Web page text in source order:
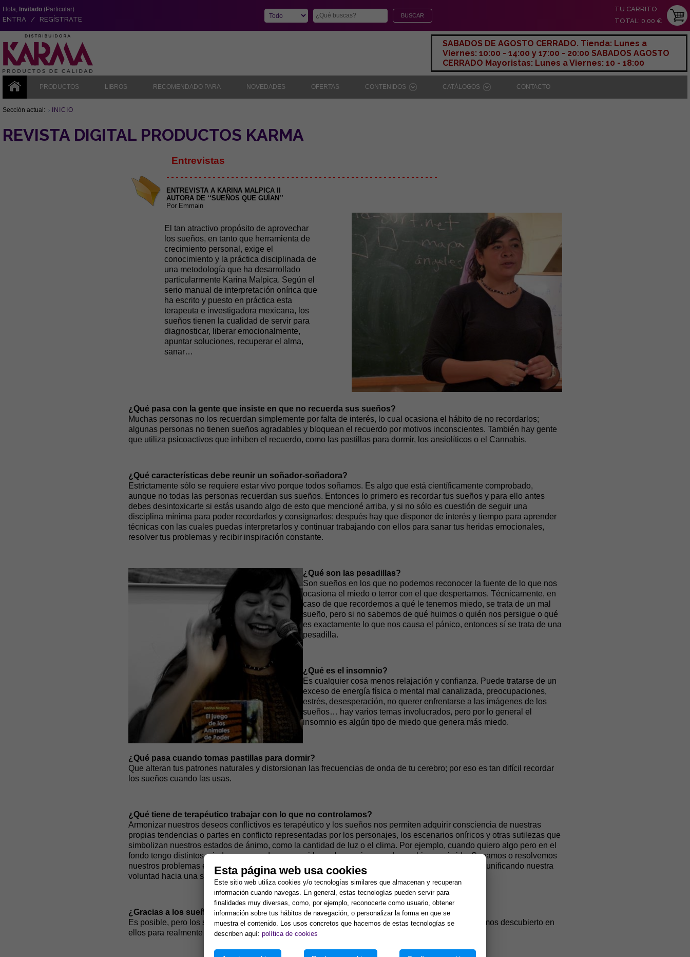
Hola, Invitado (Particular)
ENTRA / REGÍSTRATE
TU CARRITO
TOTAL: 0,00 €
SABADOS DE AGOSTO CERRADO. Tienda: Lunes a
Viernes: 10:00 - 14:00 y 17:00 - 20:00 SABADOS AGOSTO
CERRADO Mayoristas: Lunes a Viernes: 10 - 18:00
PRODUCTOS LIBROS RECOMENDADO PARA NOVEDADES OFERTAS CONTENIDOS CATÁLOGOS CONTACTO
Sección actual: INICIO
REVISTA DIGITAL PRODUCTOS KARMA
Entrevistas
- - - - - - - - - - - - - - - - - - - - - - - - - - - - - - - - - - - - - - - - - - - - - - - - - - - - - - - - - - -
ENTREVISTA A KARINA MALPICA II
AUTORA DE ‘‘SUEÑOS QUE GUÍAN’’
Por Emmain
El tan atractivo propósito de aprovechar
los sueños, en tanto que herramienta de
crecimiento personal, exige el
conocimiento y la práctica disciplinada de
una metodología que ha desarrollado
particularmente Karina Malpica. Según el
serio manual de interpretación onírica que
ha escrito y puesto en práctica esta
terapeuta e investigadora mexicana, los
sueños tienen la cualidad de servir para
diagnosticar, liberar emocionalmente,
apuntar soluciones, recuperar el alma,
sanar…
¿Qué pasa con la gente que insiste en que no recuerda sus sueños?
Muchas personas no los recuerdan simplemente por falta de interés, lo cual ocasiona el hábito de no recordarlos;
algunas personas no tienen sueños agradables y bloquean el recuerdo por motivos inconscientes. También hay gente
que utiliza psicoactivos que inhiben el recuerdo, como las pastillas para dormir, los ansiolíticos o el Cannabis.
¿Qué características debe reunir un soñador-soñadora?
Estrictamente sólo se requiere estar vivo porque todos soñamos. Es algo que está científicamente comprobado,
aunque no todas las personas recuerdan sus sueños. Entonces lo primero es recordar tus sueños y para ello antes
debes desintoxicarte si estás usando algo de esto que mencioné arriba, y si no sólo es cuestión de seguir una
disciplina mínima para poder recordarlos y consignarlos; después hay que disponer de interés y tiempo para aprender
técnicas con las cuales puedas interpretarlos y continuar trabajando con ellos para sanar tus heridas emocionales,
resolver tus problemas y recibir inspiración constante.
¿Qué son las pesadillas?
Son sueños en los que no podemos reconocer la fuente de lo que nos
ocasiona el miedo o terror con el que despertamos. Técnicamente, en
caso de que recordemos a qué le tenemos miedo, se trata de un mal
sueño, pero si no sabemos de qué huimos o quién nos persigue o qué
es exactamente lo que nos causa el pánico, entonces sí se trata de una
pesadilla.
¿Qué es el insomnio?
Es cualquier cosa menos relajación y confianza. Puede tratarse de un
exceso de energía física o mental mal canalizada, preocupaciones,
estrés, desesperación, no querer enfrentarse a las imágenes de los
sueños… hay varios temas involucrados, pero por lo general el
insomnio es algún tipo de miedo que genera más miedo.
¿Qué pasa cuando tomas pastillas para dormir?
Que alteran tus patrones naturales y distorsionan las frecuencias de onda de tu cerebro; por eso es tan difícil recordar
los sueños cuando las usas.
¿Qué tiene de terapéutico trabajar con lo que no controlamos?
Armonizar nuestros deseos conflictivos es terapéutico y los sueños nos permiten adquirir consciencia de nuestras
propias tendencias o partes en conflicto representadas por los personajes, los escenarios oníricos y otras sutilezas que
simbolizan nuestros estados de ánimo, como la cantidad de luz o el clima. Por ejemplo, cuando quiero algo pero en el
fondo tengo distintos miedos en caso de conseguirlo, no lo consigo y nada cambia en mi vida. Sanamos o resolvemos
nuestros problemas en la medida en que logramos armonizar nuestras propias partes en conflicto, unificando nuestra
voluntad hacia una sola dirección o un solo objetivo.
¿Gracias a los sueños nos libramos, por ejemplo, de las somatizaciones?
Es posible, pero los sueños sólo son un diagnóstico; después tenemos que trabajar con lo que hemos descubierto en
ellos para realmente sanar o librar el cuerpo físico de las somatizaciones.
Esta página web usa cookies
Este sitio web utiliza cookies y/o tecnologías similares que almacenan y recuperan
información cuando navegas. En general, estas tecnologías pueden servir para
finalidades muy diversas, como, por ejemplo, reconocerte como usuario, obtener
información sobre tus hábitos de navegación, o personalizar la forma en que se
muestra el contenido. Los usos concretos que hacemos de estas tecnologías se
describen aquí: política de cookies